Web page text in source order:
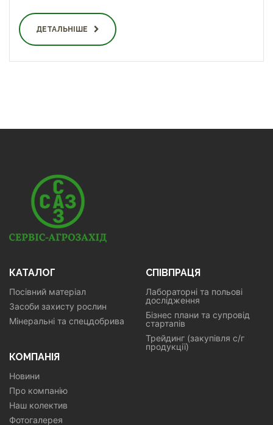
ДЕТАЛЬНІШЕ
КАТАЛОГ
Посівний матеріал
Засоби захисту рослин
Мінеральні та спецдобрива
СПІВПРАЦЯ
Лабораторні та польові
дослідження
Бізнес плани та супровід
стартапів
Трейдинг (закупівля с/г
продукції)
КОМПАНІЯ
Новини
Про компанію
Наш колектив
Фотогалерея